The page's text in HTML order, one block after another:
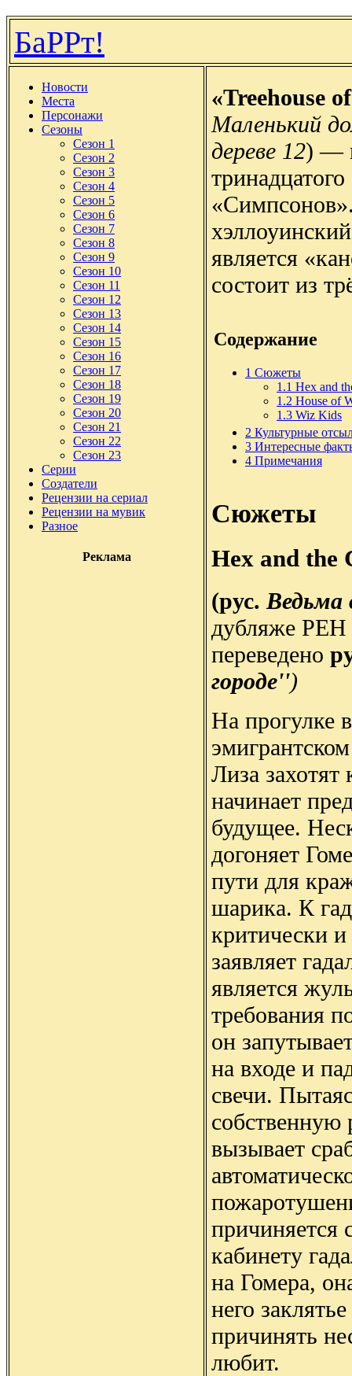
БаРРт!
Новости
Места
Персонажи
Сезоны
Сезон 1
Сезон 2
Сезон 3
Сезон 4
Сезон 5
Сезон 6
Сезон 7
Сезон 8
Сезон 9
Сезон 10
Сезон 11
Сезон 12
Сезон 13
Сезон 14
Сезон 15
Сезон 16
Сезон 17
Сезон 18
Сезон 19
Сезон 20
Сезон 21
Сезон 22
Сезон 23
Серии
Создатели
Рецензии на сериал
Рецензии на мувик
Разное
Реклама
«Treehouse
Маленький
дереве 12) —
тринадцатого
является
состоит из
Содержание
1 Сюжеты
1.1 Hex and
1.2 House of
1.3 Wiz Kids
2 Культурные
3 Интересные
4 Примечания
Сюжеты
Hex and the
(рус. Ведьма
дубляже РЕН
переведено
городе'')
На прогулке
Лиза захотят
начинает
будущее.
догоняет
пути для
шарика. К
критически
заявляет
является
требования
он
на входе и
свечи.
собственную
вызывает
причиняется
кабинету
на Гомера,
него
причинять
любит.